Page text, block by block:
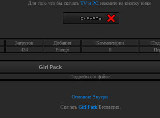
Для того что бы скачать TV и PC нажмите на кнопку ниже
Загрузок Добавил Комментарии
434 Energo 0
Girl Pack
Подробнее о файле
Описание Внутри
Скачать Girl PackБесплатно